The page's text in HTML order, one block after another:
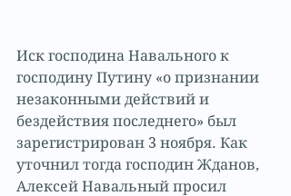
Иск господина Навального к
господину Путину «о признании
незаконными действий и
бездействия последнего» был
зарегистрирован 3 ноября. Как
уточнил тогда господин Жданов,
Алексей Навальный просил